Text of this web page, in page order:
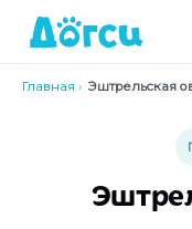
Главная › Эштрельская